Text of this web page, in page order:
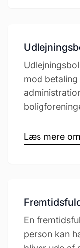
mod
Læs mere
En
person kan